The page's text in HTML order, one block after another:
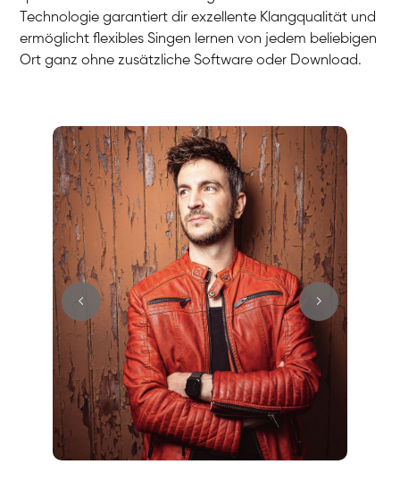
Technologie garantiert dir exzellente Klangqualität und
ermöglicht flexibles Singen lernen von jedem beliebigen
Ort ganz ohne zusätzliche Software oder Download.
Stefan
Gesang / Vocal